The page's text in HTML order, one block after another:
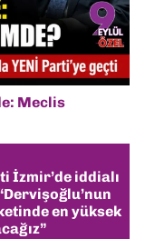
Meclis
İzmir’de iddialı
en yüksek